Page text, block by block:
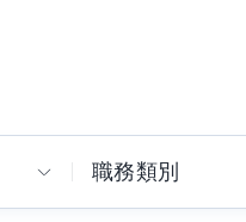
職務類別